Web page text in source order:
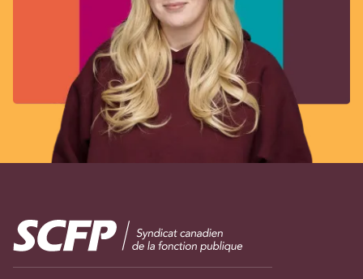
Image